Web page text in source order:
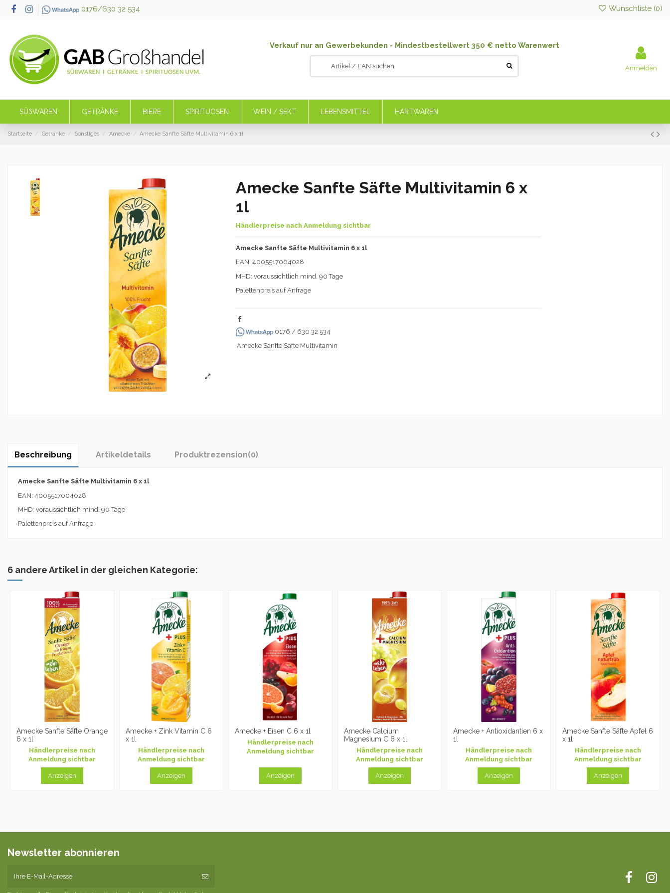
0176/630 32 534 Wunschliste (0)
Verkauf nur an Gewerbekunden - Mindestbestellwert 350 € netto Warenwert
Anmelden
SÜßWAREN GETRÄNKE BIERE SPIRITUOSEN WEIN / SEKT LEBENSMITTEL HARTWAREN
Startseite Getränke Sonstiges Amecke Amecke Sanfte Säfte Multivitamin 6 x 1l
Amecke Sanfte Säfte Multivitamin 6 x
1l
Händlerpreise nach Anmeldung sichtbar
Amecke Sanfte Säfte Multivitamin 6 x 1l
EAN: 4005517004028
MHD: voraussichtlich mind. 90 Tage
Palettenpreis auf Anfrage
0176 / 630 32 534
Amecke Sanfte Säfte Multivitamin
Beschreibung Artikeldetails Produktrezension(0)
Amecke Sanfte Säfte Multivitamin 6 x 1l
EAN: 4005517004028
MHD: voraussichtlich mind. 90 Tage
Palettenpreis auf Anfrage
6 andere Artikel in der gleichen Kategorie:
Amecke Sanfte Säfte Orange
6 x 1l
Händlerpreise nach
Anmeldung sichtbar
Anzeigen
Amecke + Zink Vitamin C 6
x 1l
Händlerpreise nach
Anmeldung sichtbar
Anzeigen
Amecke + Eisen C 6 x 1l
Händlerpreise nach
Anmeldung sichtbar
Anzeigen
Amecke Calcium
Magnesium C 6 x 1l
Händlerpreise nach
Anmeldung sichtbar
Anzeigen
Amecke + Antioxidantien 6 x
1l
Händlerpreise nach
Anmeldung sichtbar
Anzeigen
Amecke Sanfte Säfte Apfel 6
x 1l
Händlerpreise nach
Anmeldung sichtbar
Anzeigen
Newsletter abonnieren